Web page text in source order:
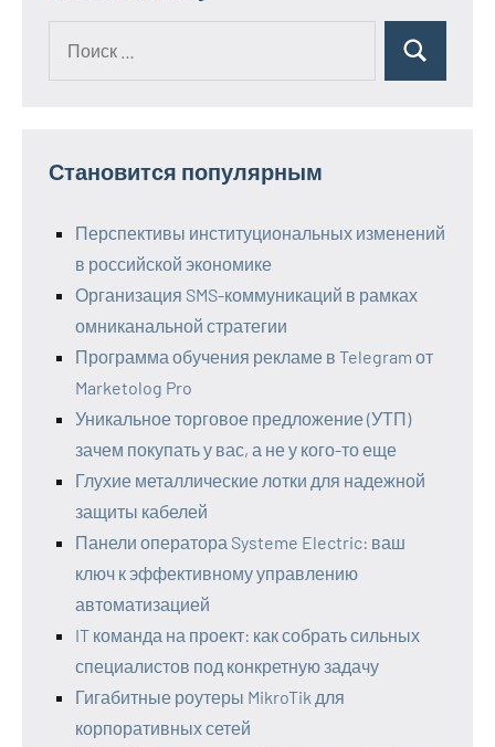
Поиск
Становится популярным
Перспективы институциональных изменений
в российской экономике
Организация SMS-коммуникаций в рамках
омниканальной стратегии
Программа обучения рекламе в Telegram от
Marketolog Pro
Уникальное торговое предложение (УТП)
зачем покупать у вас, а не у кого-то еще
Глухие металлические лотки для надежной
защиты кабелей
Панели оператора Systeme Electric: ваш
ключ к эффективному управлению
автоматизацией
IT команда на проект: как собрать сильных
специалистов под конкретную задачу
Гигабитные роутеры MikroTik для
корпоративных сетей